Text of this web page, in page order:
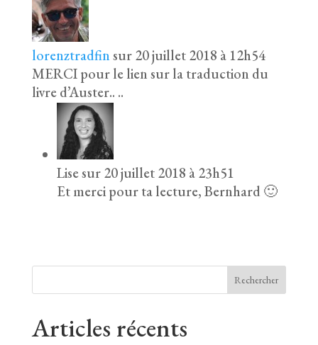
lorenztradfinsur 20 juillet 2018 à 12h54
MERCI pour le lien sur la traduction du
livre d’Auster.. ..
Lisesur 20 juillet 2018 à 23h51
Et merci pour ta lecture, Bernhard 🙂
Rechercher
Articles récents